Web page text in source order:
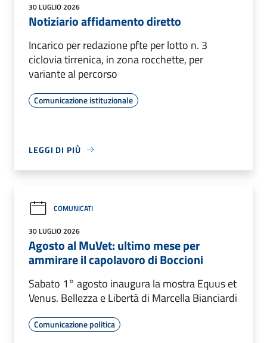
30 LUGLIO 2026
Notiziario affidamento diretto
Incarico per redazione pfte per lotto n. 3
ciclovia tirrenica, in zona rocchette, per
variante al percorso
Comunicazione istituzionale
LEGGI DI PIÙ
COMUNICATI
30 LUGLIO 2026
Agosto al MuVet: ultimo mese per
ammirare il capolavoro di Boccioni
Sabato 1° agosto inaugura la mostra Equus et
Venus. Bellezza e Libertà di Marcella Bianciardi
Comunicazione politica